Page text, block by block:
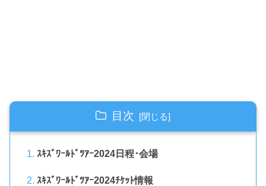
目次
ｽｷｽﾞﾜｰﾙﾄﾞﾂｱｰ2024日程･会場
ｽｷｽﾞﾜｰﾙﾄﾞﾂｱｰ2024ﾁｹｯﾄ情報